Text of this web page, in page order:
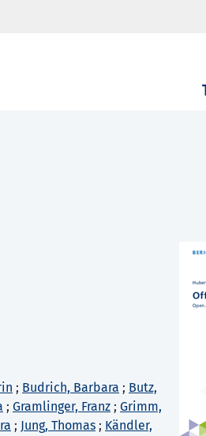
; Budrich, Barbara ; Butz,
; Gramlinger, Franz ; Grimm,
; Jung, Thomas ; Kändler,